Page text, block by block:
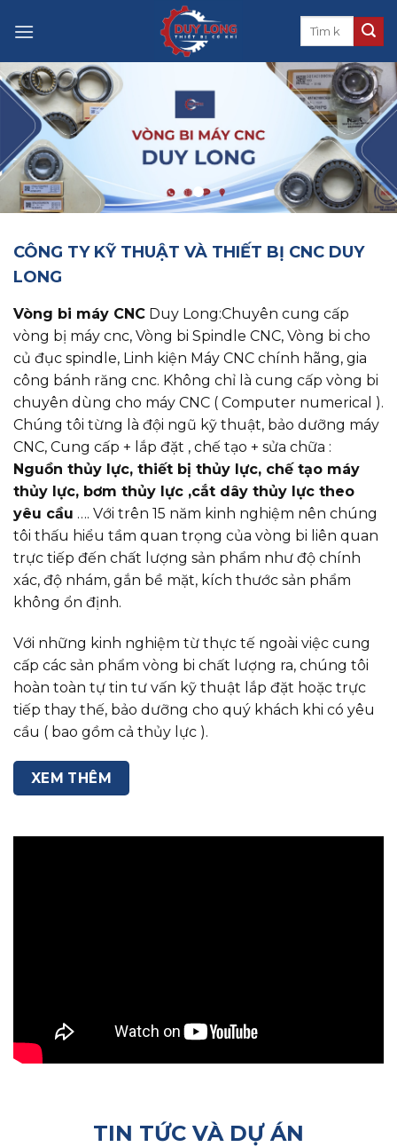
CÔNG TY KỸ THUẬT VÀ THIẾT BỊ CNC DUY
LONG
Vòng bi máy CNC Duy Long:Chuyên cung cấp
vòng bị máy cnc, ​​​​​​​Vòng bi Spindle CNC, Vòng bi cho
củ đục spindle, Linh kiện Máy CNC chính hãng, gia
công bánh răng cnc. Không chỉ là cung cấp vòng bi
chuyên dùng cho máy CNC ( Computer numerical ).
Chúng tôi từng là đội ngũ kỹ thuật, bảo dưỡng máy
CNC, Cung cấp + lắp đặt , chế tạo + sửa chữa :
Nguồn thủy lực, thiết bị thủy lực, chế tạo máy
thủy lực, bơm thủy lực ,cắt dây thủy lực theo
yêu cầu …. Với trên 15 năm kinh nghiệm nên chúng
tôi thấu hiểu tầm quan trọng của vòng bi liên quan
trực tiếp đến chất lượng sản phẩm như độ chính
xác, độ nhám, gắn bề mặt, kích thước sản phẩm
không ổn định.
Với những kinh nghiệm từ thực tế ngoài việc cung
cấp các sản phẩm vòng bi chất lượng ra, chúng tôi
hoàn toàn tự tin tư vấn kỹ thuật lắp đặt hoặc trực
tiếp thay thế, bảo dưỡng cho quý khách khi có yêu
cầu ( bao gồm cả thủy lực ).
XEM THÊM
TIN TỨC VÀ DỰ ÁN